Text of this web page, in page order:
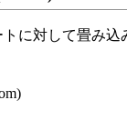
に対して畳み